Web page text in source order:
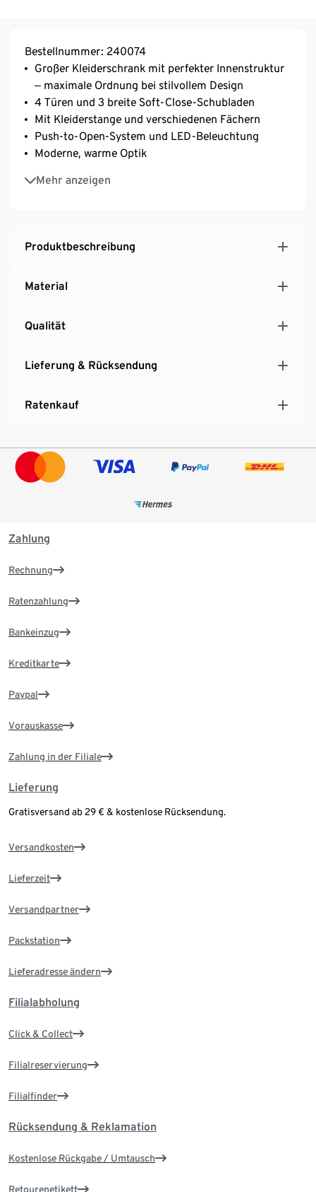
Bestellnummer: 240074
Großer Kleiderschrank mit perfekter Innenstruktur
‒ maximale Ordnung bei stilvollem Design
4 Türen und 3 breite Soft-Close-Schubladen
Mit Kleiderstange und verschiedenen Fächern
Push-to-Open-System und LED-Beleuchtung
Moderne, warme Optik
Mehr anzeigen
Hochwertige Verarbeitung und Materialqualität
Produktbeschreibung
Material
Qualität
Lieferung & Rücksendung
Ratenkauf
Zahlung
Rechnung
Ratenzahlung
Bankeinzug
Kreditkarte
Paypal
Vorauskasse
Zahlung in der Filiale
Lieferung
Gratisversand ab 29 € & kostenlose Rücksendung.
Versandkosten
Lieferzeit
Versandpartner
Packstation
Lieferadresse ändern
Filialabholung
Click & Collect
Filialreservierung
Filialfinder
Rücksendung & Reklamation
Kostenlose Rückgabe / Umtausch
Retourenetikett